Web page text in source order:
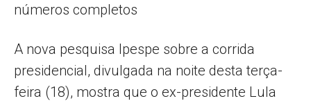
números completos
A nova pesquisa Ipespe sobre a corrida
presidencial, divulgada na noite desta terça-
feira (18), mostra que o ex-presidente Lula